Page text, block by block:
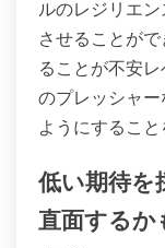
ルのレジリエ
させることが
ることが不安
のプレッシャ
ようにすること
低い期待を
直面するか